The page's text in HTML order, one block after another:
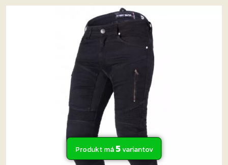
Produkt má5variantov